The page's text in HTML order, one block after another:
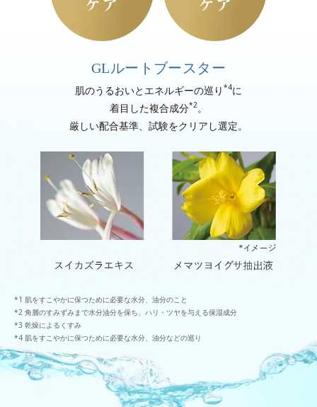
GLルートブースター
肌のうるおいとエネルギーの巡り *4に
着目した複合成分*2。
厳しい配合基準、試験をクリアし選定。
肌をすこやかに保つために必要な水分、油分のこと
角層のすみずみまで水分油分を保ち、ハリ・ツヤを与える保湿成分
乾燥によるくすみ
肌をすこやかに保つために必要な水分、油分などの巡り